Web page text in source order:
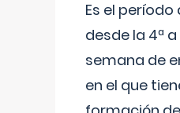
Es el período
desde la 4ª a
semana de
en el que